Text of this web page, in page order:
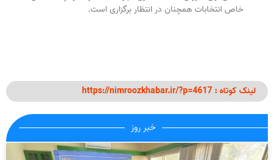
خاص انتخابات همچنان در انتظار برگزاری است.
لینک کوتاه : https://nimroozkhabar.ir/?p=4617
خبر روز